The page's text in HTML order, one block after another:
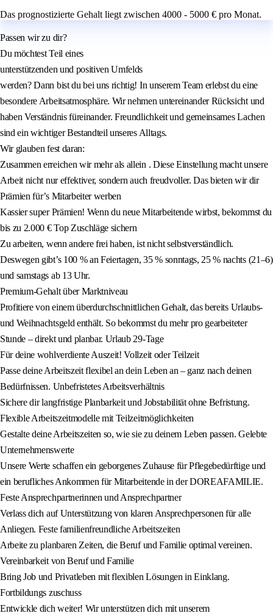
Das prognostizierte Gehalt liegt zwischen 4000 - 5000 € pro Monat.
Passen wir zu dir?
Du möchtest Teil eines
unterstützenden und positiven Umfelds
werden? Dann bist du bei uns richtig! In unserem Team erlebst du eine
besondere Arbeitsatmosphäre. Wir nehmen untereinander Rücksicht und
haben Verständnis füreinander. Freundlichkeit und gemeinsames Lachen
sind ein wichtiger Bestandteil unseres Alltags.
Wir glauben fest daran:
Zusammen erreichen wir mehr als allein . Diese Einstellung macht unsere
Arbeit nicht nur effektiver, sondern auch freudvoller. Das bieten wir dir
Prämien für’s Mitarbeiter werben
Kassier super Prämien! Wenn du neue Mitarbeitende wirbst, bekommst du
bis zu 2.000 € Top Zuschläge sichern
Zu arbeiten, wenn andere frei haben, ist nicht selbstverständlich.
Deswegen gibt’s 100 % an Feiertagen, 35 % sonntags, 25 % nachts (21–6)
und samstags ab 13 Uhr.
Premium-Gehalt über Marktniveau
Profitiere von einem überdurchschnittlichen Gehalt, das bereits Urlaubs-
und Weihnachtsgeld enthält. So bekommst du mehr pro gearbeiteter
Stunde – direkt und planbar. Urlaub 29-Tage
Für deine wohlverdiente Auszeit! Vollzeit oder Teilzeit
Passe deine Arbeitszeit flexibel an dein Leben an – ganz nach deinen
Bedürfnissen. Unbefristetes Arbeitsverhältnis
Sichere dir langfristige Planbarkeit und Jobstabilität ohne Befristung.
Flexible Arbeitszeitmodelle mit Teilzeitmöglichkeiten
Gestalte deine Arbeitszeiten so, wie sie zu deinem Leben passen. Gelebte
Unternehmenswerte
Unsere Werte schaffen ein geborgenes Zuhause für Pflegebedürftige und
ein berufliches Ankommen für Mitarbeitende in der DOREAFAMILIE.
Feste Ansprechpartnerinnen und Ansprechpartner
Verlass dich auf Unterstützung von klaren Ansprechpersonen für alle
Anliegen. Feste familienfreundliche Arbeitszeiten
Arbeite zu planbaren Zeiten, die Beruf und Familie optimal vereinen.
Vereinbarkeit von Beruf und Familie
Bring Job und Privatleben mit flexiblen Lösungen in Einklang.
Fortbildungs zuschuss
Entwickle dich weiter! Wir unterstützen dich mit unserem